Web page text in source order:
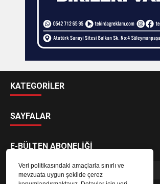
Veri politikasındaki amaçlarla sınırlı ve
mevzuata uygun şekilde çerez
KATEGORİLER
SAYFALAR
E-BÜLTEN ABONELİĞİ